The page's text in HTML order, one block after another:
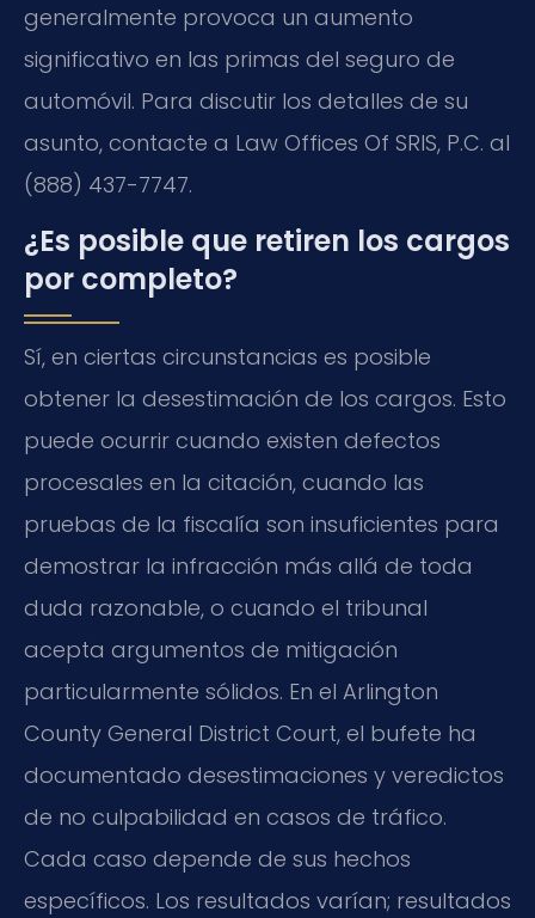
generalmente provoca un aumento
significativo en las primas del seguro de
automóvil. Para discutir los detalles de su
asunto, contacte a Law Offices Of SRIS, P.C. al
(888) 437-7747.
¿Es posible que retiren los cargos
por completo?
Sí, en ciertas circunstancias es posible
obtener la desestimación de los cargos. Esto
puede ocurrir cuando existen defectos
procesales en la citación, cuando las
pruebas de la fiscalía son insuficientes para
demostrar la infracción más allá de toda
duda razonable, o cuando el tribunal
acepta argumentos de mitigación
particularmente sólidos. En el Arlington
County General District Court, el bufete ha
documentado desestimaciones y veredictos
de no culpabilidad en casos de tráfico.
Cada caso depende de sus hechos
específicos. Los resultados varían; resultados